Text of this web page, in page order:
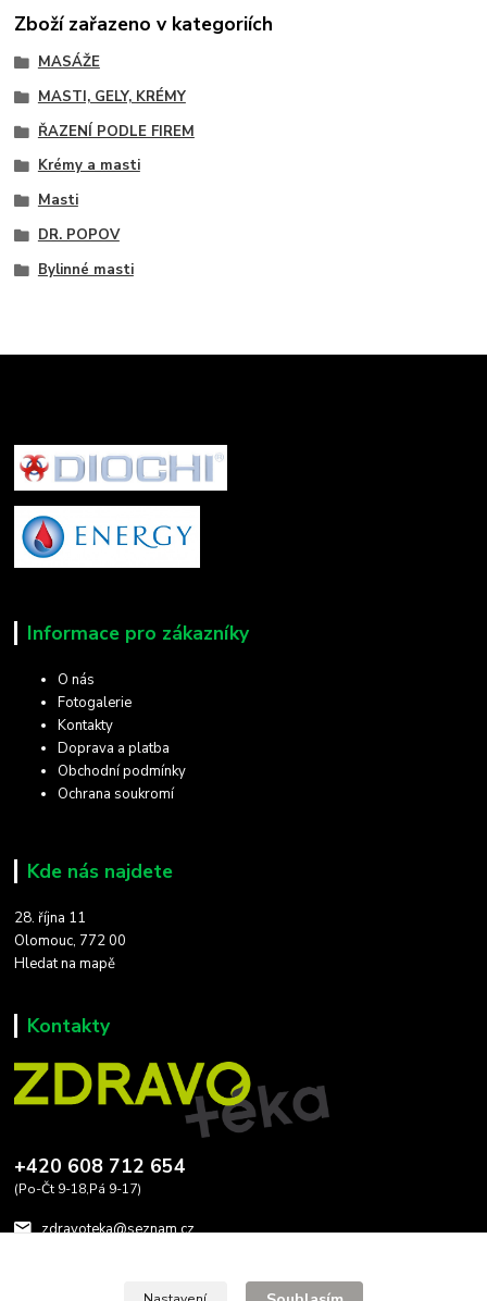
Zboží zařazeno v kategoriích
MASÁŽE
MASTI, GELY, KRÉMY
ŘAZENÍ PODLE FIREM
Krémy a masti
Masti
DR. POPOV
Bylinné masti
Informace pro zákazníky
O nás
Fotogalerie
Kontakty
Doprava a platba
Obchodní podmínky
Ochrana soukromí
Kde nás najdete
28. října 11
Olomouc, 772 00
Hledat na mapě
Kontakty
+420 608 712 654
(Po-Čt 9-18,Pá 9-17)
zdravoteka@seznam.cz